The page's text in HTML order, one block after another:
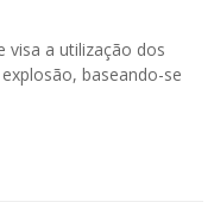
visa a utilização dos
baseando-se